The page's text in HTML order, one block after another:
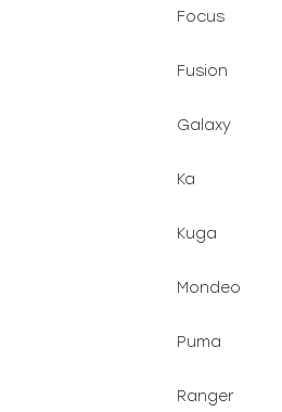
Focus
Fusion
Galaxy
Ka
Kuga
Mondeo
Puma
Ranger